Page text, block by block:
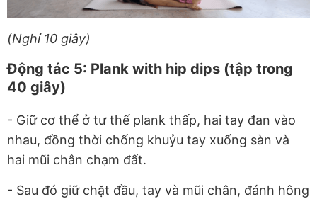
(Nghỉ 10 giây)
Động tác 5: Plank with hip dips (tập trong
40 giây)
- Giữ cơ thể ở tư thế plank thấp, hai tay đan vào
nhau, đồng thời chống khuỷu tay xuống sàn và
hai mũi chân chạm đất.
- Sau đó giữ chặt đầu, tay và mũi chân, đánh hông